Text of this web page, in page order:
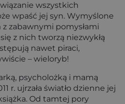
wszystkich
wpaść jej syn. Wymyślone
zabawnymi pomysłami
z nich tworzą niezwykłą
nawet piraci,
– wieloryb!
psycholożką i mamą
r. ujrzała światło dzienne jej
Od tamtej pory